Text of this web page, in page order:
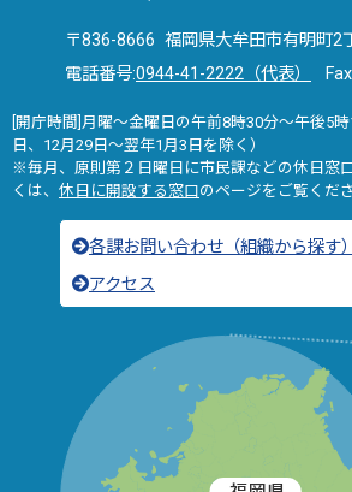
〒836-8666 福岡県大牟田市有明町2
電話番号:0944-41-2222（代表）
[開庁時間]月曜～金曜日の午前8時30分～午後5
日、12月29日～翌年1月3日を除く）
※毎月、原則第２日曜日に市民課などの休日窓
くは、 休日に開設する窓口のページをご覧くださ
各課お問い合わせ（組織から探す）
アクセス